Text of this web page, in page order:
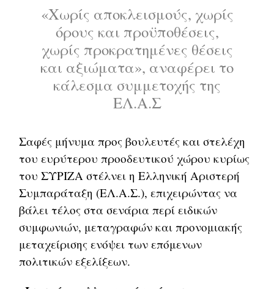
«Χωρίς αποκλεισμούς, χωρίς
όρους και προϋποθέσεις,
χωρίς προκρατημένες θέσεις
και αξιώματα», αναφέρει το
κάλεσμα συμμετοχής της
ΕΛ.Α.Σ
Σαφές μήνυμα προς βουλευτές και στελέχη
του ευρύτερου προοδευτικού χώρου κυρίως
του ΣΥΡΙΖΑ στέλνει η Ελληνική Αριστερή
Συμπαράταξη (ΕΛ.Α.Σ.), επιχειρώντας να
βάλει τέλος στα σενάρια περί ειδικών
συμφωνιών, μεταγραφών και προνομιακής
μεταχείρισης ενόψει των επόμενων
πολιτικών εξελίξεων.